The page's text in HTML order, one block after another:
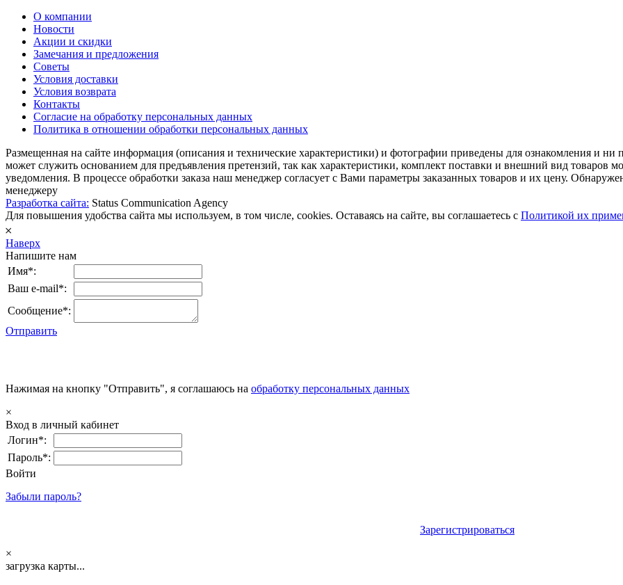
О компании
Новости
Акции и скидки
Замечания и предложения
Советы
Условия доставки
Условия возврата
Контакты
Согласие на обработку персональных данных
Политика в отношении обработки персональных данных
Размещенная на сайте информация (описания и технические характеристики) и фотографии приведены для ознакомления и
может служить основанием для предъявления претензий, так как характеристики, комплект поставки и внешний вид товаров
уведомления. В процессе обработки заказа наш менеджер согласует с Вами параметры заказанных товаров и их цену.
менеджеру
Разработка сайта: Status Communication Agency
Для повышения удобства сайта мы используем, в том числе, cookies. Оставаясь на сайте, вы соглашаетесь с Политикой их
𐄂
Наверх
Напишите нам
Имя*:
Ваш e-mail*:
Сообщение*:
Отправить
Нажимая на кнопку "Отправить", я соглашаюсь на обработку персональных данных
×
Вход в личный кабинет
Логин*:
Пароль*:
Войти
Забыли пароль?
Зарегистрироваться
×
загрузка карты...